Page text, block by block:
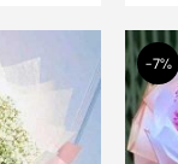
-7%